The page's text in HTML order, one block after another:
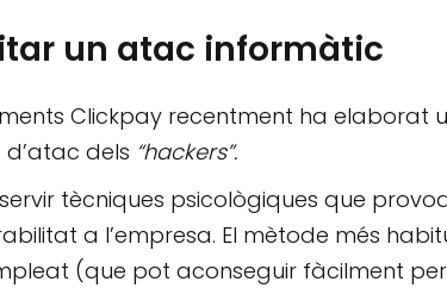
un atac informàtic
Clickpay recentment ha elaborat
dels “hackers”.
tècniques psicològiques que
a l’empresa. El mètode més
(que pot aconseguir fàcilment